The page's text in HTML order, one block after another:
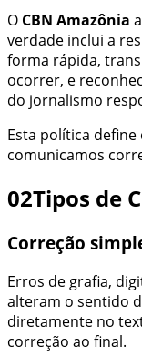
O CBN Amazônia
verdade inclui a
forma rápida,
ocorrer, e
do jornalismo
Esta política
comunicamos
02Tipos de
Correção
Erros de grafia,
alteram o sentido
diretamente no
correção ao final.